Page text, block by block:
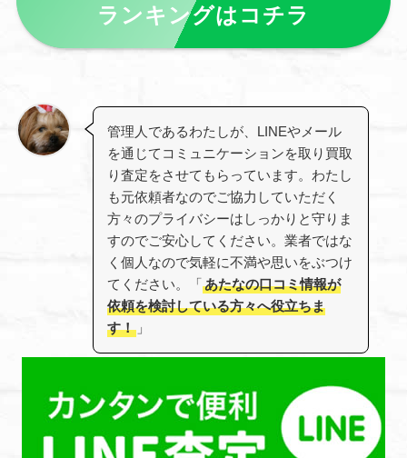
ランキングはコチラ
管理人であるわたしが、LINEやメール
を通じてコミュニケーションを取り買取
り査定をさせてもらっています。わたし
も元依頼者なのでご協力していただく
方々のプライバシーはしっかりと守りま
すのでご安心してください。業者ではな
く個人なので気軽に不満や思いをぶつけ
てください。「あたなの口コミ情報が
依頼を検討している方々へ役立ちま
す！ 」